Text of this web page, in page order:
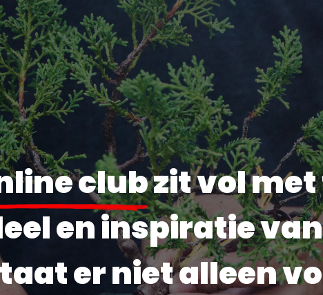
clubzit vol
en inspiratie
er niet alleen